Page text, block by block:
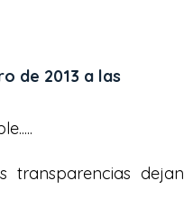
de 2013 a las
transparencias dejan